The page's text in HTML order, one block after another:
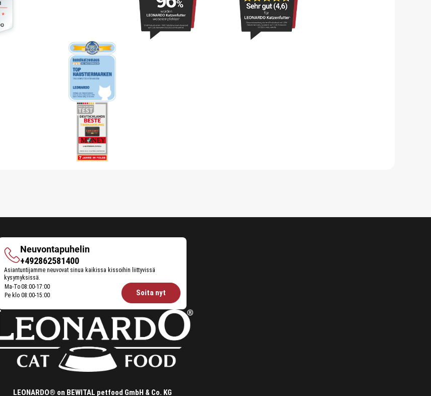
Neuvontapuhelin
Neuvontapuhelin
+492862581400
Asiantuntijamme neuvovat sinua kaikissa kissoihin liittyvissä
kysymyksissä.
Opening
Feeding
Advice:
Ma-To08:00-17:00
Pe klo 08:00-15:00 Soita nyt
LEONARDO® on BEWITAL petfood GmbH & Co. KG